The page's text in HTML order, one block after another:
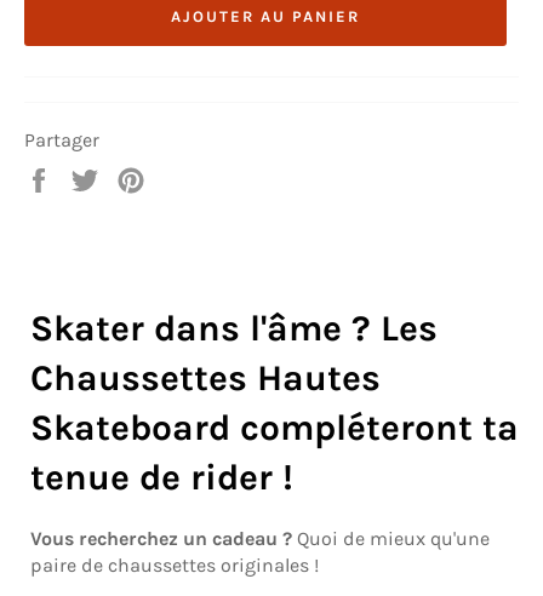
AJOUTER AU PANIER
Partager
PartagerTweeter
Skater dans l'âme ? Les
Chaussettes Hautes
Skateboard compléteront ta
tenue de rider !
Vous recherchez un cadeau ? Quoi de mieux qu'une
paire de chaussettes originales !